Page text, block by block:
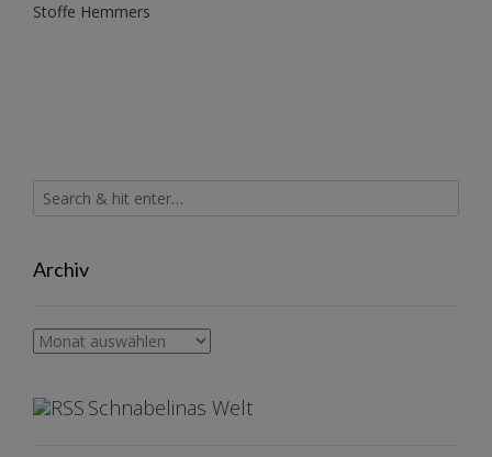
Stoffe Hemmers
Archiv
Archiv
Schnabelinas Welt